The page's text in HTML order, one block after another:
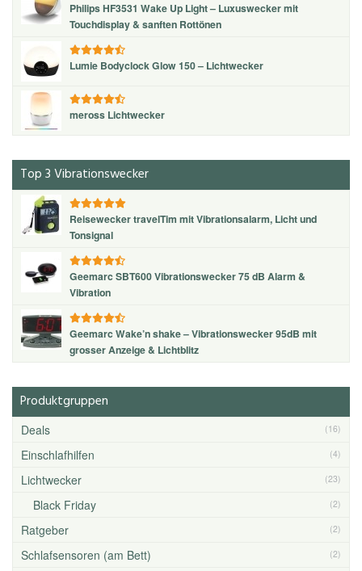
Philips HF3531 Wake Up Light – Luxuswecker mit
Touchdisplay & sanften Rottönen
Lumie Bodyclock Glow 150 – Lichtwecker
meross Lichtwecker
Top 3 Vibrationswecker
Reisewecker travelTim mit Vibrationsalarm, Licht und
Tonsignal
Geemarc SBT600 Vibrationswecker 75 dB Alarm &
Vibration
Geemarc Wake’n shake – Vibrationswecker 95dB mit
grosser Anzeige & Lichtblitz
Produktgruppen
Deals (16)
Einschlafhilfen (4)
Lichtwecker (23)
Black Friday (2)
Ratgeber (2)
Schlafsensoren (am Bett) (2)